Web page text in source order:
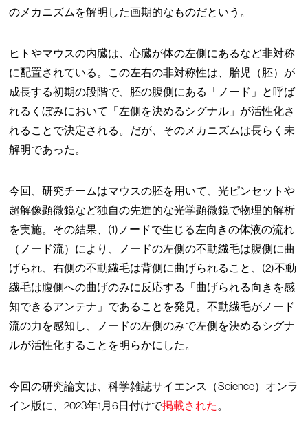
のメカニズムを解明した画期的なものだという。
ヒトやマウスの内臓は、心臓が体の左側にあるなど非対称
に配置されている。この左右の非対称性は、胎児（胚）が
成長する初期の段階で、胚の腹側にある「ノード」と呼ば
れるくぼみにおいて「左側を決めるシグナル」が活性化さ
れることで決定される。だが、そのメカニズムは長らく未
解明であった。
今回、研究チームはマウスの胚を用いて、光ピンセットや
超解像顕微鏡など独自の先進的な光学顕微鏡で物理的解析
を実施。その結果、(1)ノードで生じる左向きの体液の流れ
（ノード流）により、ノードの左側の不動繊毛は腹側に曲
げられ、右側の不動繊毛は背側に曲げられること、(2)不動
繊毛は腹側への曲げのみに反応する「曲げられる向きを感
知できるアンテナ」であることを発見。不動繊毛がノード
流の力を感知し、ノードの左側のみで左側を決めるシグナ
ルが活性化することを明らかにした。
今回の研究論文は、科学雑誌サイエンス（Science）オンラ
イン版に、2023年1月6日付けで掲載された 。